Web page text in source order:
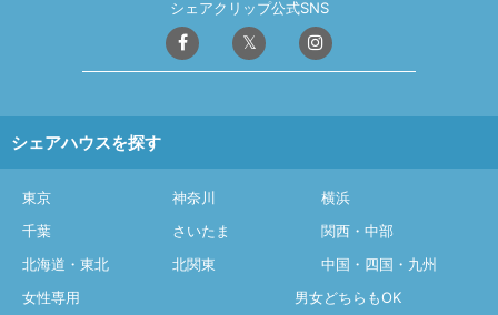
シェアクリップ公式SNS
シェアハウスを探す
東京 神奈川
横浜
千葉
さいたま
関西・中部
北海道・東北
北関東
中国・四国・九州
女性専用
男女どちらもOK